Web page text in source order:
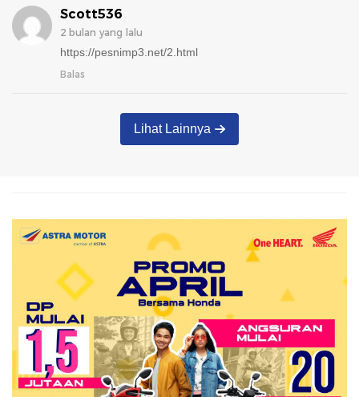
Scott536
2 bulan yang lalu
https://pesnimp3.net/2.html
Balas
Lihat Lainnya